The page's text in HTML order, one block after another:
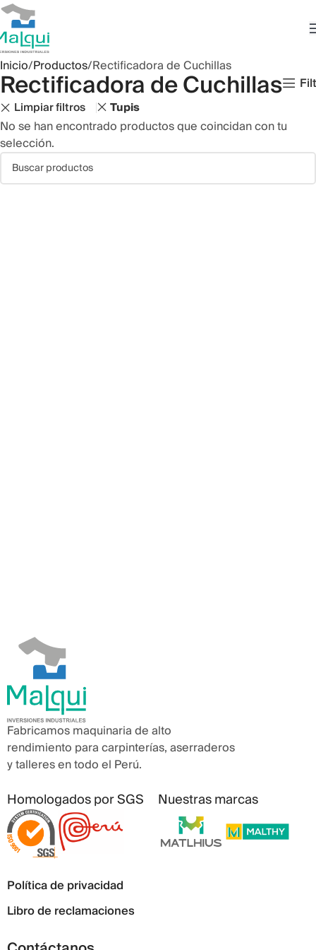
Inicio Productos Rectificadora de Cuchillas
Rectificadora de Cuchillas
Limpiar filtros Tupis
No se han encontrado productos que coincidan con tu
selección.
Fabricamos maquinaria de alto
rendimiento para carpinterías, aserraderos
y talleres en todo el Perú.
Homologados por SGS Nuestras marcas
Política de privacidad
Libro de reclamaciones